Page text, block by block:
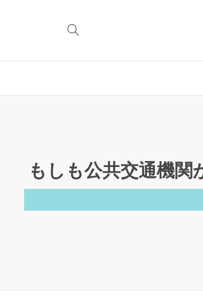
もしも公共交通機